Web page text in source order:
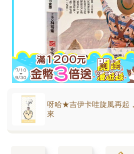
呀哈★吉伊卡哇旋風再起
來